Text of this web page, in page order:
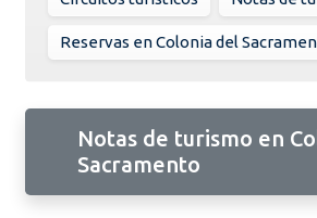
Reservas en Colonia del
Notas de turismo en
Sacramento